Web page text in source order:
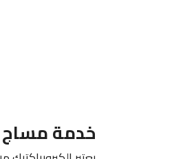
خدمة مساج